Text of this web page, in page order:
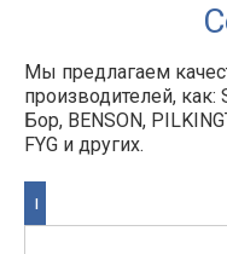
Мы предлагаем
производителей, как:
Бор, BENSON,
FYG и других.